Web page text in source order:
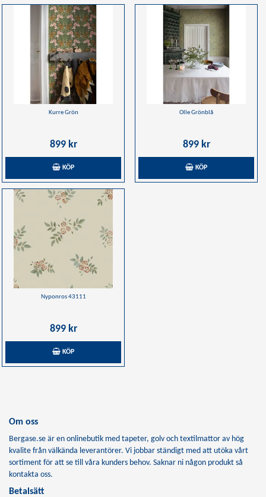
Kurre Grön
899 kr
KÖP
Olle Grönblå
899 kr
KÖP
Nyponros 43111
899 kr
KÖP
Om oss
Bergase.se är en onlinebutik med tapeter, golv och textilmattor av hög
kvalite från välkända leverantörer. Vi jobbar ständigt med att utöka vårt
sortiment för att se till våra kunders behov. Saknar ni någon produkt så
kontakta oss.
Betalsätt